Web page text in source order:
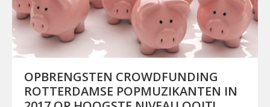
OPBRENGSTEN CROWDFUNDING
ROTTERDAMSE POPMUZIKANTEN IN